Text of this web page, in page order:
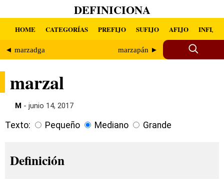
DEFINICIONA
HOME CATEGORÍAS PREFIJO SUFIJO AFIJO INFIJO
◄ marzadga marzapán ►
marzal
M - junio 14, 2017
Texto: Pequeño Mediano Grande
Definición